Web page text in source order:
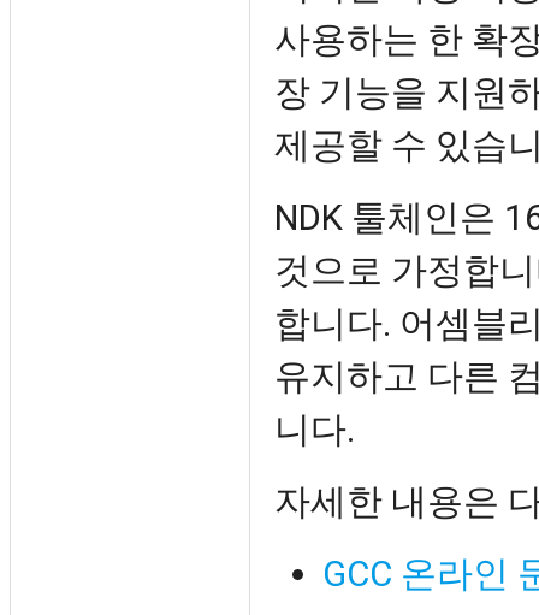
사용하는 한 확
장 기능을 지원
제공할 수 있습
NDK 툴체인은
것으로 가정합
합니다. 어셈블
유지하고 다른
니다.
자세한 내용은
GCC 온라인